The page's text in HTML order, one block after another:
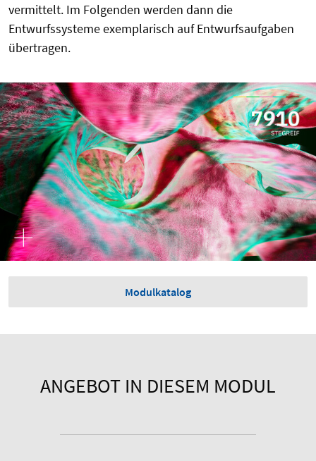
vermittelt. Im Folgenden werden dann die
Entwurfssysteme exemplarisch auf Entwurfsaufgaben
übertragen.
Modulkatalog
ANGEBOT IN DIESEM MODUL